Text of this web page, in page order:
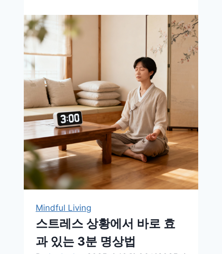
과
의
음
이
치
유
되
는
순
들
Mindful Living
스트레스 상황에서 바로 효
과 있는 3분 명상법